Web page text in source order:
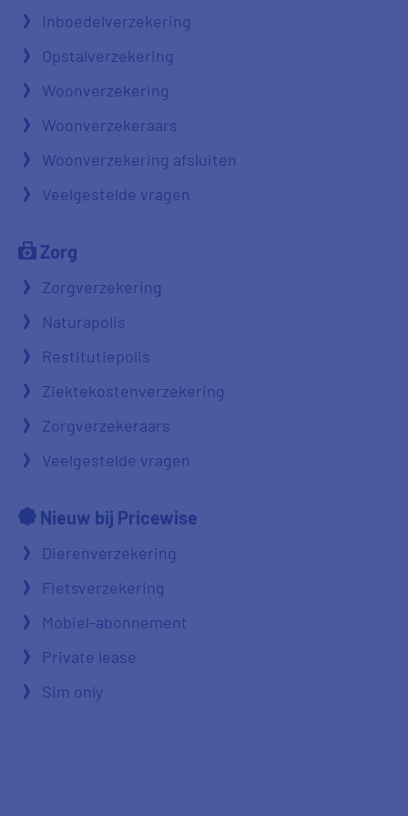
Inboedelverzekering
Opstalverzekering
Woonverzekering
Woonverzekeraars
Woonverzekering afsluiten
Veelgestelde vragen
Zorg
Zorgverzekering
Naturapolis
Restitutiepolis
Ziektekostenverzekering
Zorgverzekeraars
Veelgestelde vragen
Nieuw bij Pricewise
Dierenverzekering
Fietsverzekering
Mobiel-abonnement
Private lease
Sim only